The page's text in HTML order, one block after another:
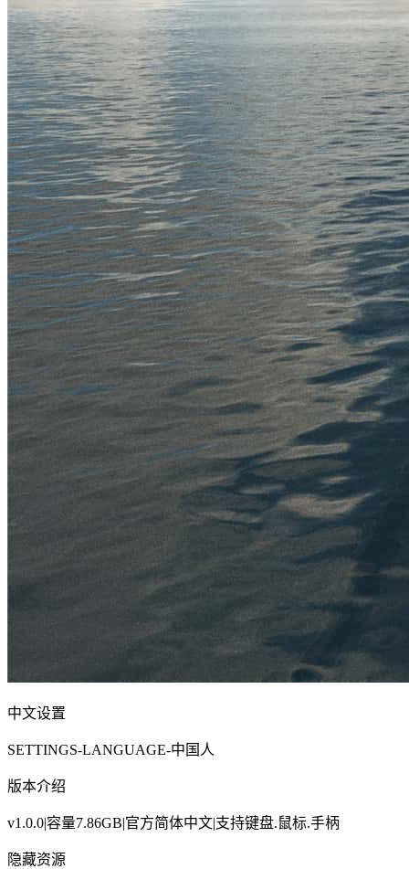
中文设置
SETTINGS-LANGUAGE-中国人
版本介绍
v1.0.0|容量7.86GB|官方简体中文|支持键盘.鼠标.手柄
隐藏资源